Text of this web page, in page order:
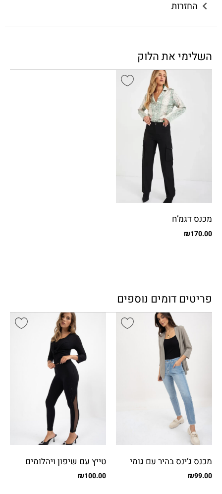
החזרות
השלימי את הלוק
מכנס דגמ’ח
₪170.00
פריטים דומים נוספים
מכנס ג’ינס בהיר עם גומי
בגב ₪99.00
טייץ עם שיפון ויהלומים
₪100.00